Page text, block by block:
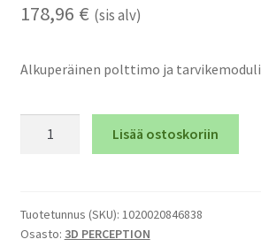
178,96 € (sis alv)
Alkuperäinen polttimo ja tarvikemoduli
Alkuperäinen
polttimo
Lisää ostoskoriin
Tuotetunnus (SKU): 1020020846838
Osasto: 3D PERCEPTION